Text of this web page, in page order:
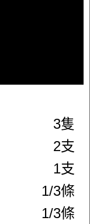
3隻
2支
1支
1/3條
1/3條